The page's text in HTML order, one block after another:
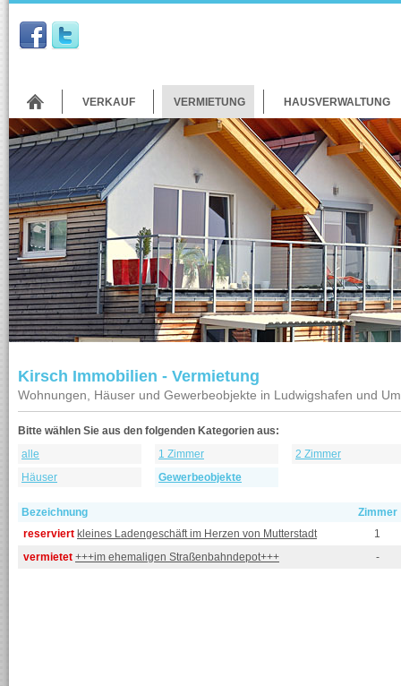
VERKAUF VERMIETUNG HAUSVERWALTUNG
Kirsch Immobilien - Vermietung
Wohnungen, Häuser und Gewerbeobjekte in Ludwigshafen und
Bitte wählen Sie aus den folgenden Kategorien aus:
alle
1 Zimmer
2 Zimmer
Häuser
Gewerbeobjekte
Bezeichnung
Zimmer
reserviert kleines Ladengeschäft im Herzen von Mutterstadt
1
vermietet +++im ehemaligen Straßenbahndepot+++ -